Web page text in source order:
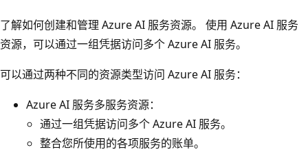
了解如何创建和管理 Azure AI 服务资源。 使用 Azure AI 服务
资源，可以通过一组凭据访问多个 Azure AI 服务。
可以通过两种不同的资源类型访问 Azure AI 服务：
Azure AI 服务多服务资源：
通过一组凭据访问多个 Azure AI 服务。
整合您所使用的各项服务的账单。